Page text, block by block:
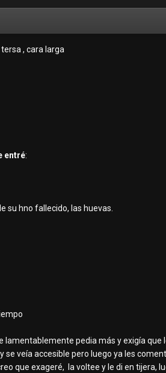
, cara larga
entré:
su hno fallecido, las huevas.
lamentablemente pedia más y exigía que
veía accesible pero luego ya les
que exageré, la voltee y le di en tijera,